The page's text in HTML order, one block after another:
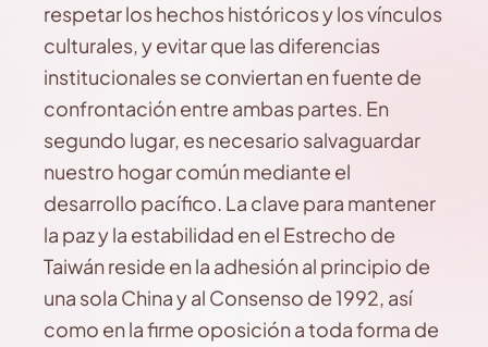
respetar los hechos históricos y los vínculos
culturales, y evitar que las diferencias
institucionales se conviertan en fuente de
confrontación entre ambas partes. En
segundo lugar, es necesario salvaguardar
nuestro hogar común mediante el
desarrollo pacífico. La clave para mantener
la paz y la estabilidad en el Estrecho de
Taiwán reside en la adhesión al principio de
una sola China y al Consenso de 1992, así
como en la firme oposición a toda forma de